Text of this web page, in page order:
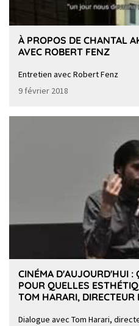
À PROPOS DE CHANTAL
AVEC ROBERT FENZ
Entretien avec Robert Fenz
9 février 2018
CINÉMA D'AUJOURD'HUI :
POUR QUELLES
TOM HARARI,
Dialogue avec Tom Harari,